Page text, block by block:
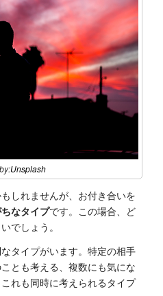
Unsplash
しれませんが、お付き合いを
なタイプです。この場合、ど
でしょう。
タイプがいます。特定の相手
とも考える、複数にも気にな
れも同時に考えられるタイプ